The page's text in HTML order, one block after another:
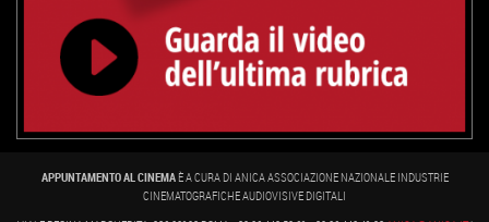
APPUNTAMENTO AL CINEMAÈ A CURA DI ANICA ASSOCIAZIONE NAZIONALE INDUSTRIE
CINEMATOGRAFICHE AUDIOVISIVE DIGITALI